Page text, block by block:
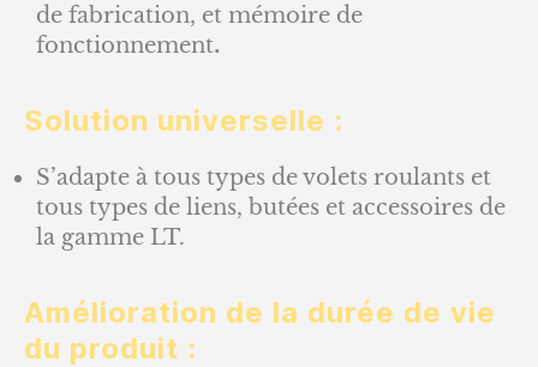
de fabrication, et mémoire de
fonctionnement.
Solution universelle :
S’adapte à tous types de volets roulants et
tous types de liens, butées et accessoires de
la gamme LT.
Amélioration de la durée de vie
du produit :